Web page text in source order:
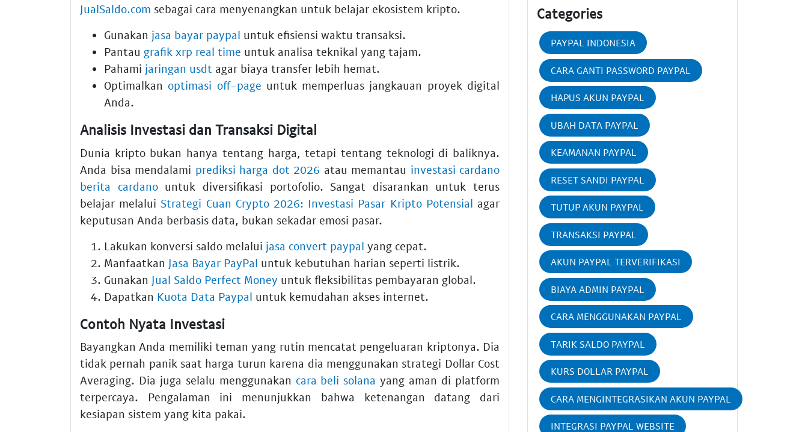
JualSaldo.com sebagai cara menyenangkan untuk belajar ekosistem kripto.
Gunakan jasa bayar paypal untuk efisiensi waktu transaksi.
Pantau grafik xrp real time untuk analisa teknikal yang tajam.
Pahami jaringan usdt agar biaya transfer lebih hemat.
Optimalkan optimasi off-page untuk memperluas jangkauan proyek digital
Anda.
Analisis Investasi dan Transaksi Digital
Dunia kripto bukan hanya tentang harga, tetapi tentang teknologi di baliknya.
Anda bisa mendalami prediksi harga dot 2026 atau memantau investasi cardano
berita cardanountuk diversifikasi portofolio. Sangat disarankan untuk terus
belajar melaluiStrategi Cuan Crypto 2026: Investasi Pasar Kripto Potensial agar
keputusan Anda berbasis data, bukan sekadar emosi pasar.
Lakukan konversi saldo melalui jasa convert paypal yang cepat.
Manfaatkan Jasa Bayar PayPal untuk kebutuhan harian seperti listrik.
Gunakan Jual Saldo Perfect Money untuk fleksibilitas pembayaran global.
Dapatkan Kuota Data Paypal untuk kemudahan akses internet.
Contoh Nyata Investasi
Bayangkan Anda memiliki teman yang rutin mencatat pengeluaran kriptonya. Dia
tidak pernah panik saat harga turun karena dia menggunakan strategi Dollar Cost
Averaging. Dia juga selalu menggunakan cara beli solana yang aman di platform
terpercaya. Pengalaman ini menunjukkan bahwa ketenangan datang dari
kesiapan sistem yang kita pakai.
Categories
PAYPAL INDONESIA
CARA GANTI PASSWORD PAYPAL
HAPUS AKUN PAYPAL
UBAH DATA PAYPAL
KEAMANAN PAYPAL
RESET SANDI PAYPAL
TUTUP AKUN PAYPAL
TRANSAKSI PAYPAL
AKUN PAYPAL TERVERIFIKASI
BIAYA ADMIN PAYPAL
CARA MENGGUNAKAN PAYPAL
TARIK SALDO PAYPAL
KURS DOLLAR PAYPAL
CARA MENGINTEGRASIKAN AKUN PAYPAL
INTEGRASI PAYPAL WEBSITE